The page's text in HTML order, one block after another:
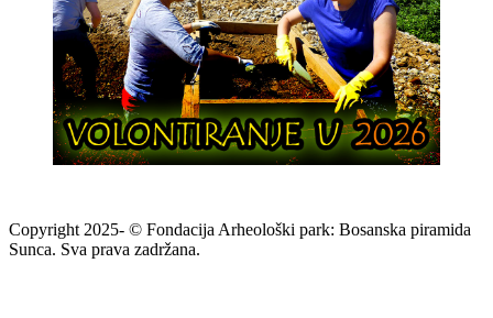
Copyright 2025- © Fondacija Arheološki park: Bosanska piramida
Sunca. Sva prava zadržana.